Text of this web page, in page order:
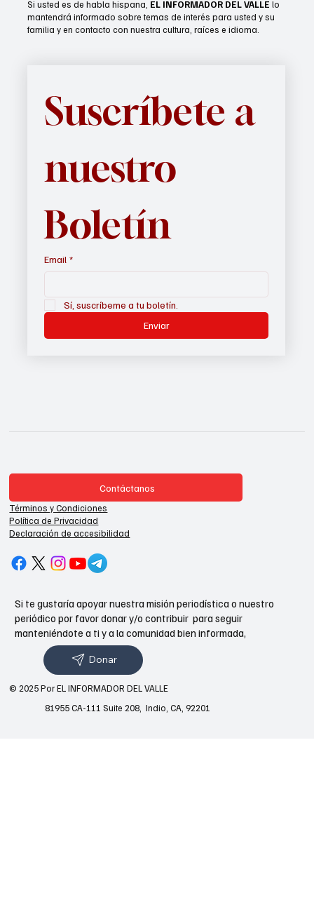
Si usted es de habla hispana, EL INFORMADOR DEL VALLE lo
mantendrá informado sobre temas de interés para usted y su
familia y en contacto con nuestra cultura, raíces e idioma.
Suscríbete a
nuestro
Boletín
Email *
Sí, suscríbeme a tu boletín.
Enviar
Contáctanos
Términos y Condiciones
Política de Privacidad
Declaración de accesibilidad
Si te gustaría apoyar nuestra misión periodística o nuestro
periódico por favor donar y/o contribuir para seguir
manteniéndote a ti y a la comunidad bien informada,
Donar
81955 CA-111 Suite 208, Indio, CA, 92201
© 2025 Por EL INFORMADOR DEL VALLE